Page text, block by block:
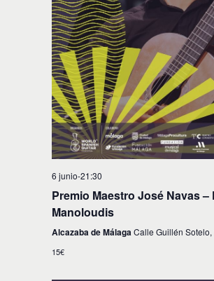
6 junio-21:30
Premio Maestro José Navas –
Manoloudis
Alcazaba de MálagaCalle Guillén
15€